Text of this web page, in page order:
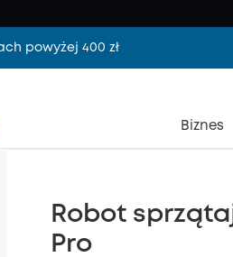
powyżej 400 zł
Biznes
Robot
Pro